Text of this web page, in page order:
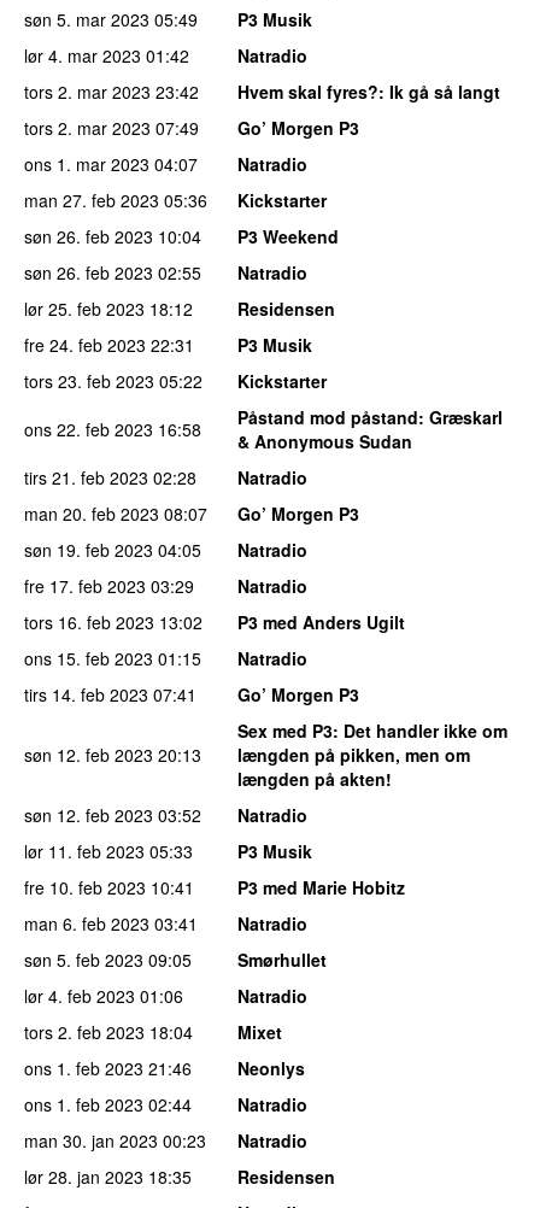
søn 5. mar 2023 05:49
P3 Musik
lør 4. mar 2023 01:42
Natradio
tors 2. mar 2023 23:42 Hvem skal fyres?: Ik gå så langt
tors 2. mar 2023 07:49
Go’ Morgen P3
ons 1. mar 2023 04:07
Natradio
man 27. feb 2023 05:36
Kickstarter
søn 26. feb 2023 10:04
P3 Weekend
søn 26. feb 2023 02:55
Natradio
lør 25. feb 2023 18:12
Residensen
fre 24. feb 2023 22:31
P3 Musik
tors 23. feb 2023 05:22
Kickstarter
ons 22. feb 2023 16:58 Påstand mod påstand: Græskarl
& Anonymous Sudan
tirs 21. feb 2023 02:28
Natradio
man 20. feb 2023 08:07
Go’ Morgen P3
søn 19. feb 2023 04:05
Natradio
fre 17. feb 2023 03:29
Natradio
tors 16. feb 2023 13:02
P3 med Anders Ugilt
ons 15. feb 2023 01:15
Natradio
tirs 14. feb 2023 07:41 Go’ Morgen P3
søn 12. feb 2023 20:13
Sex med P3: Det handler ikke om
længden på pikken, men om
længden på akten!
søn 12. feb 2023 03:52
Natradio
lør 11. feb 2023 05:33
P3 Musik
fre 10. feb 2023 10:41
P3 med Marie Hobitz
man 6. feb 2023 03:41
Natradio
søn 5. feb 2023 09:05
Smørhullet
lør 4. feb 2023 01:06
Natradio
tors 2. feb 2023 18:04
Mixet
ons 1. feb 2023 21:46
Neonlys
ons 1. feb 2023 02:44
Natradio
man 30. jan 2023 00:23
Natradio
lør 28. jan 2023 18:35
Residensen